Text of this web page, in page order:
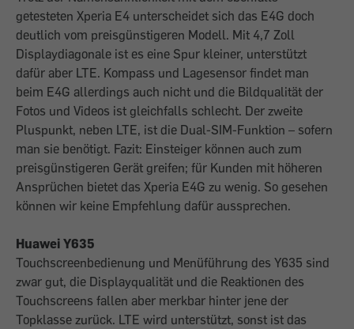
getesteten Xperia E4 unterscheidet sich das E4G doch
deutlich vom preisgünstigeren Modell. Mit 4,7 Zoll
Displaydiagonale ist es eine Spur kleiner, unterstützt
dafür aber LTE. Kompass und Lagesensor findet man
beim E4G allerdings auch nicht und die Bildqualität der
Fotos und Videos ist gleichfalls schlecht. Der zweite
Pluspunkt, neben LTE, ist die Dual-SIM-Funktion – sofern
man sie benötigt. Fazit: Einsteiger können auch zum
preisgünstigeren Gerät greifen; für Kunden mit höheren
Ansprüchen bietet das Xperia E4G zu wenig. So gesehen
können wir keine Empfehlung dafür aussprechen.
Huawei Y635
Touchscreenbedienung und Menüführung des Y635 sind
zwar gut, die Displayqualität und die Reaktionen des
Touchscreens fallen aber merkbar hinter jene der
Topklasse zurück. LTE wird unterstützt, sonst ist das